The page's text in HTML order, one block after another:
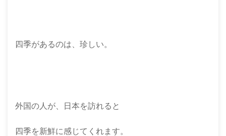
四季があるのは、珍しい。
外国の人が、日本を訪れると
四季を新鮮に感じてくれます。